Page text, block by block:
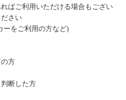
ばご利用いただける場合もござい
さい
ーをご利用の方など)
の方
断した方